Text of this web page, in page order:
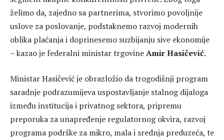
želimo da, zajedno sa partnerima, stvorimo povoljnije
uslove za poslovanje, podstaknemo razvoj modernih
oblika plaćanja i doprinesemo suzbijanju sive ekonomije
– kazao je federalni ministar trgovineAmir Hasičević.
Ministar Hasičević je obrazložio da trogodišnji program
saradnje podrazumijeva uspostavljanje stalnog dijaloga
između institucija i privatnog sektora, pripremu
preporuka za unapređenje regulatornog okvira, razvoj
programa podrške za mikro, mala i srednja preduzeća, te